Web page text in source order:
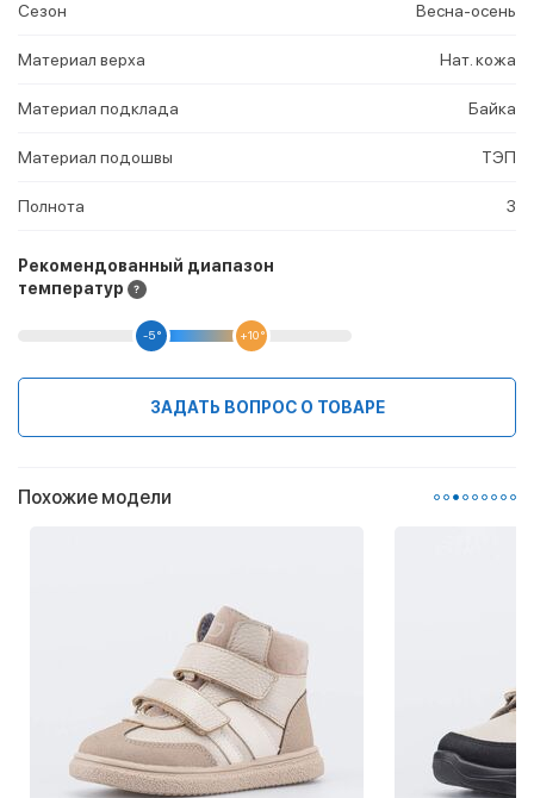
Сезон Весна-осень
Материал верха Нат. кожа
Материал подклада Байка
Материал подошвы ТЭП
Полнота 3
Рекомендованный диапазон
температур
-5 ° +10 °
ЗАДАТЬ ВОПРОС О ТОВАРЕ
Похожие модели